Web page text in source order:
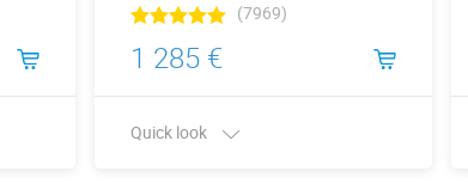
(7969)
1 285 €
Quick look